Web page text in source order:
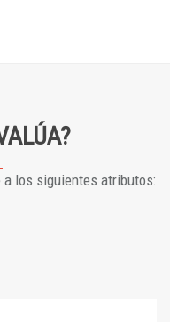
los siguientes atributos: